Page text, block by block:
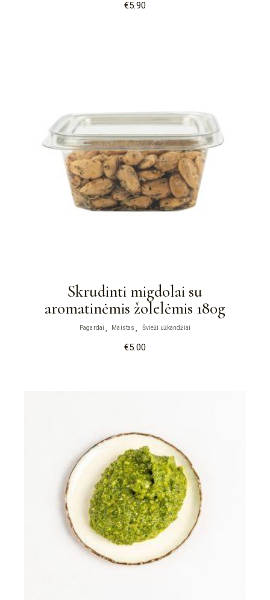
€5.90
Skrudinti migdolai su
aromatinėmis žolelėmis 180g
Pagardai Maistas Švieži užkandžiai
€5.00